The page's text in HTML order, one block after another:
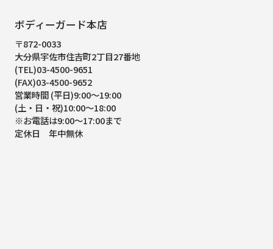
ボディーガード本店
〒872-0033
大分県宇佐市住吉町2丁目27番地
(TEL)03-4500-9651
(FAX)03-4500-9652
営業時間 (平日)9:00～19:00
(土・日・祝)10:00～18:00
※お電話は9:00～17:00まで
定休日 年中無休